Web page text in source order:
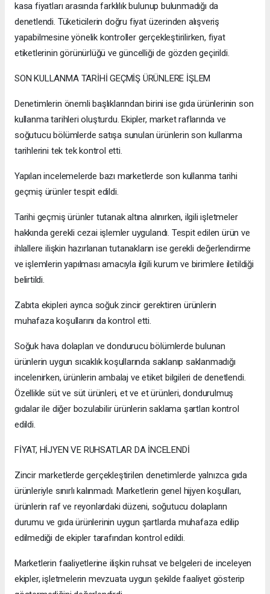
kasa fiyatları arasında farklılık bulunup bulunmadığı da
denetlendi. Tüketicilerin doğru fiyat üzerinden alışveriş
yapabilmesine yönelik kontroller gerçekleştirilirken, fiyat
etiketlerinin görünürlüğü ve güncelliği de gözden geçirildi.
SON KULLANMA TARİHİ GEÇMİŞ ÜRÜNLERE İŞLEM
Denetimlerin önemli başlıklarından birini ise gıda ürünlerinin son
kullanma tarihleri oluşturdu. Ekipler, market raflarında ve
soğutucu bölümlerde satışa sunulan ürünlerin son kullanma
tarihlerini tek tek kontrol etti.
Yapılan incelemelerde bazı marketlerde son kullanma tarihi
geçmiş ürünler tespit edildi.
Tarihi geçmiş ürünler tutanak altına alınırken, ilgili işletmeler
hakkında gerekli cezai işlemler uygulandı. Tespit edilen ürün ve
ihlallere ilişkin hazırlanan tutanakların ise gerekli değerlendirme
ve işlemlerin yapılması amacıyla ilgili kurum ve birimlere iletildiği
belirtildi.
Zabıta ekipleri ayrıca soğuk zincir gerektiren ürünlerin
muhafaza koşullarını da kontrol etti.
Soğuk hava dolapları ve dondurucu bölümlerde bulunan
ürünlerin uygun sıcaklık koşullarında saklanıp saklanmadığı
incelenirken, ürünlerin ambalaj ve etiket bilgileri de denetlendi.
Özellikle süt ve süt ürünleri, et ve et ürünleri, dondurulmuş
gıdalar ile diğer bozulabilir ürünlerin saklama şartları kontrol
edildi.
FİYAT, HİJYEN VE RUHSATLAR DA İNCELENDİ
Zincir marketlerde gerçekleştirilen denetimlerde yalnızca gıda
ürünleriyle sınırlı kalınmadı. Marketlerin genel hijyen koşulları,
ürünlerin raf ve reyonlardaki düzeni, soğutucu dolapların
durumu ve gıda ürünlerinin uygun şartlarda muhafaza edilip
edilmediği de ekipler tarafından kontrol edildi.
Marketlerin faaliyetlerine ilişkin ruhsat ve belgeleri de inceleyen
ekipler, işletmelerin mevzuata uygun şekilde faaliyet gösterip